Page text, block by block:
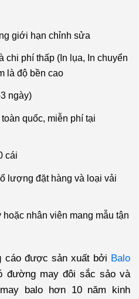
giới hạn chỉnh sửa
chi phí thấp (In lụa, In chuyển
là độ bền cao
ngày)
quốc, miễn phí tại
cái
lượng đặt hàng và loại vải
nhân viên mang mẫu tận
cáo được sản xuất bởi Balo
đường may đôi sắc sảo và
balo hơn 10 năm kinh